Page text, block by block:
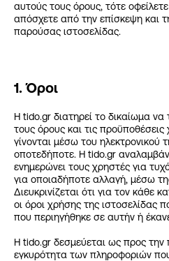
αυτούς τους όρους, τότε
απόσχετε από την επίσκεψη και
παρούσας ιστοσελίδας.
1. Όροι
Η tido.gr διατηρεί το δικαίωμα
τους όρους και τις
γίνονται μέσω του ηλεκτρονικού
οποτεδήποτε. Η tido.gr
ενημερώνει τους χρηστές για
για οποιαδήποτε αλλαγή, μέσω
Διευκρινίζεται ότι για τον κάθε
οι όροι χρήσης της ιστοσελίδας
που περιηγήθηκε σε αυτήν ή
Η tido.gr δεσμεύεται ως προς την
εγκυρότητα των πληροφοριών